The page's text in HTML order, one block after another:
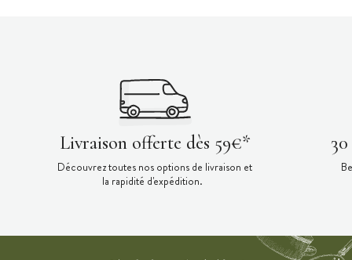
Livraison offerte dès 59€*
Découvrez toutes nos options de livraison et
la rapidité d'expédition.